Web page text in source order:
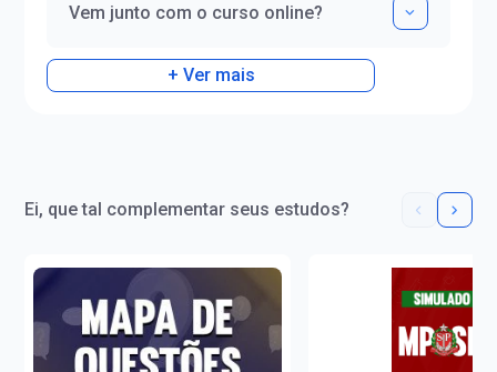
Vem junto com o curso online?
+ Ver mais
Ei, que tal complementar seus estudos?